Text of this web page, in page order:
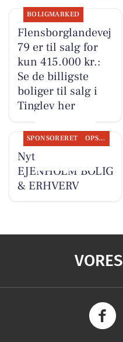
BOLIGMARKED
Flensborglandevej
79 er til salg for
kun 415.000 kr.:
Se de billigste
boliger til salg i
Tinglev her
SPONSORERET OPSLAGSTAVLEN
Nyt fra
EJENHOLM BOLIG
& ERHVERV
VORES